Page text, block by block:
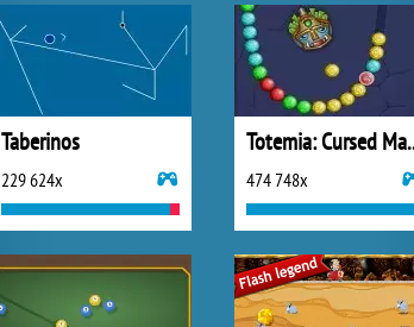
Taberinos
229 624x 474 748x